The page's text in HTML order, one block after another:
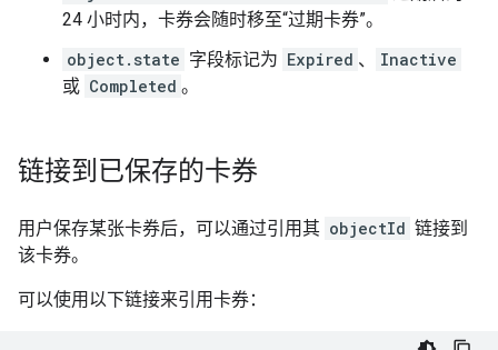
24 小时内，卡券会随时移至“过期卡券”。
object.state 字段标记为 Expired 、
Inactive
或 Completed 。
链接到已保存的卡券
用户保存某张卡券后，可以通过引用其 objectId 链接到
该卡券。
可以使用以下链接来引用卡券：